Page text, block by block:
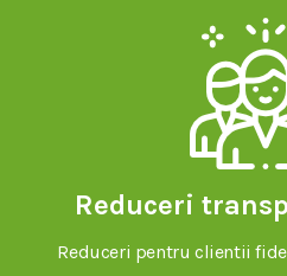
Reduceri
Reduceri pentru clientii